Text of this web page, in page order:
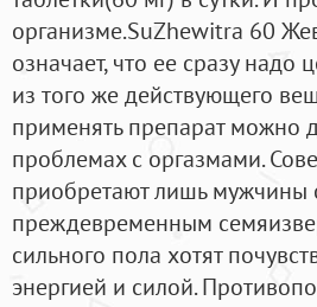
организме.SuZhewitra 60
означает, что ее сразу надо
из того же действующего
применять препарат
проблемах с оргазмами.
приобретают лишь мужчины
преждевременным
сильного пола хотят
энергией и силой.